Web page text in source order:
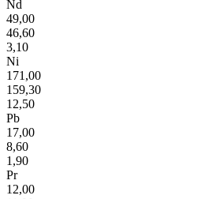
Nd
49,00
46,60
3,10
Ni
171,00
159,30
12,50
Pb
17,00
8,60
1,90
Pr
12,00